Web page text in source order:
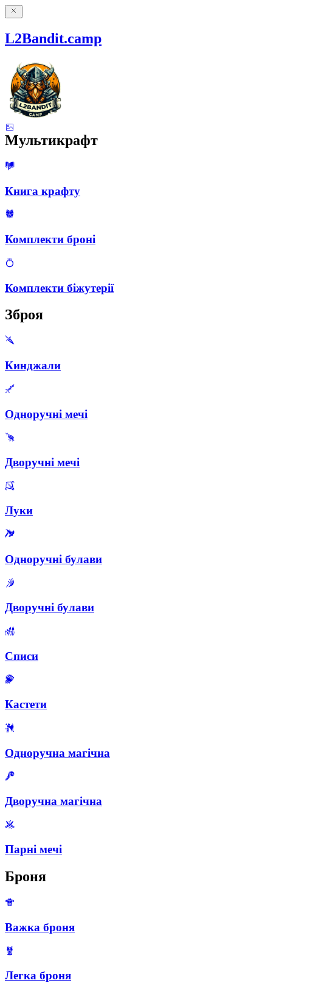
L2Bandit.camp
Мультикрафт
Книга крафту
Комплекти броні
Комплекти біжутерії
Зброя
Кинджали
Одноручні мечі
Дворучні мечі
Луки
Одноручні булави
Дворучні булави
Списи
Кастети
Одноручна магічна
Дворучна магічна
Парні мечі
Броня
Важка броня
Легка броня